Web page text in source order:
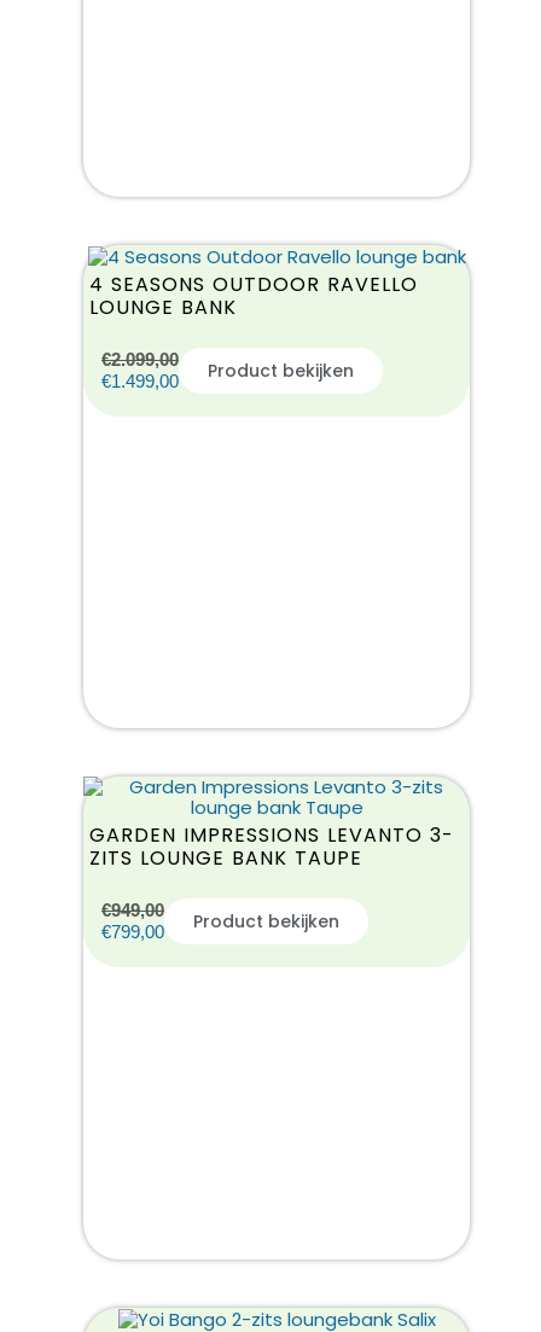
4 SEASONS OUTDOOR RAVELLO
LOUNGE BANK
€2.099,00
€1.499,00 Product bekijken
GARDEN IMPRESSIONS LEVANTO 3-
ZITS LOUNGE BANK TAUPE
€949,00
€799,00 Product bekijken